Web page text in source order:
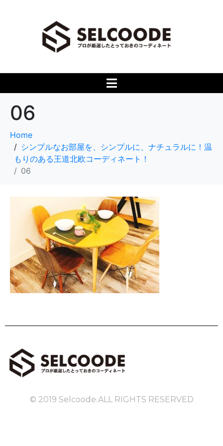
06
Home
シンプルなお部屋を、シンプルに、ナチュラルに！温
もりのある王道北欧コーディネート！
06
© 2019 Selcoode.ALL RIGHTS RESERVED